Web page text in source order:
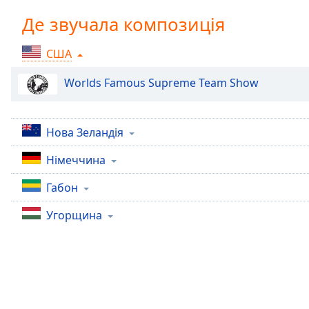
Chapters
Descriptions
descriptions
off,
subtitles
settings
opens
subtitles
settings
Де звучала композиція
США
Worlds Famous Supreme Team Show
Нова Зеландія
Німеччина
Габон
Угорщина